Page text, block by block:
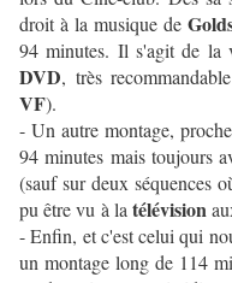
droit à la musique de
94 minutes. Il s'agit de la
DVD, très
VF).
- Un autre montage,
94 minutes mais toujours
(sauf sur deux séquences
pu être vu à la télévision
- Enfin, et c'est celui qui
un montage long de 114